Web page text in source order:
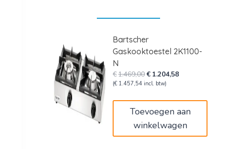
Bartscher
Gaskooktoestel 2K1100-
N
€1.469,00Oorspronkelijke
prijs
€ 1.204,58Huidige
(€ 1.457,54 incl. btw)
Toevoegen aan
winkelwagen